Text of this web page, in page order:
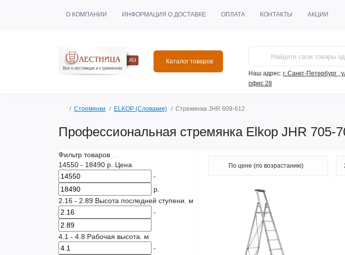
О КОМПАНИИ ИНФОРМАЦИЯ О ДОСТАВКЕ ОПЛАТА КОНТАКТЫ АКЦИИ
Каталог товаров
Наш адрес: г. Санкт-Петербург ,
офис 28
Стремянки ELKOP (Словакия) Стремянка JHR 609-612
Профессиональная стремянка Elkop JHR 705-
Фильтр товаров
14550 - 18490 р. Цена
-
р.
2.16 - 2.89 Высота последней ступени. м
-
4.1 - 4.8 Рабочая высота. м
-